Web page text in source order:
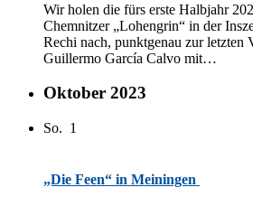
Wir ho­len die fürs ers­te Halb­jahr
Chem­nit­zer „Lo­hen­grin“ in der
Rechi nach, punkt­ge­nau zur letz­ten
Guil­ler­mo Gar­cía Cal­vo mit…
Oktober 2023
So. 1
„Die Feen“ in Meiningen